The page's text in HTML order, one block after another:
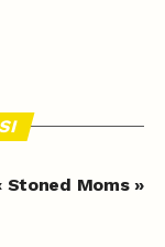
Stoned Moms »